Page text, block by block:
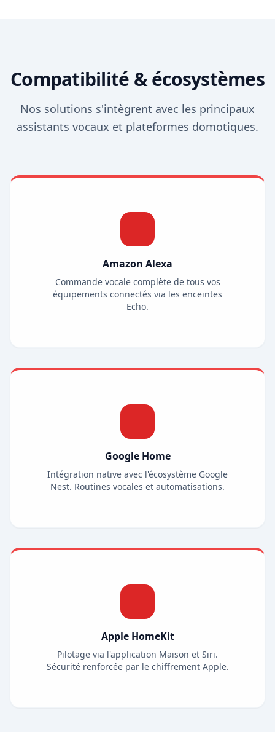
Compatibilité & écosystèmes
Nos solutions s'intègrent avec les principaux
assistants vocaux et plateformes domotiques.
Amazon Alexa
Commande vocale complète de tous vos
équipements connectés via les enceintes
Echo.
Google Home
Intégration native avec l'écosystème Google
Nest. Routines vocales et automatisations.
Apple HomeKit
Pilotage via l'application Maison et Siri.
Sécurité renforcée par le chiffrement Apple.